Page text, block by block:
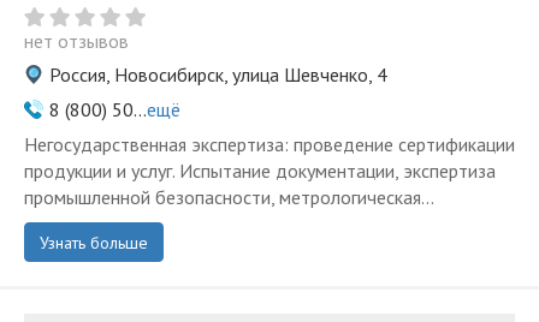
нет отзывов
Россия, Новосибирск, улица Шевченко, 4
8 (800) 50...ещё
Негосударственная экспертиза: проведение сертификации
продукции и услуг. Испытание документации, экспертиза
промышленной безопасности, метрологическая...
Узнать больше